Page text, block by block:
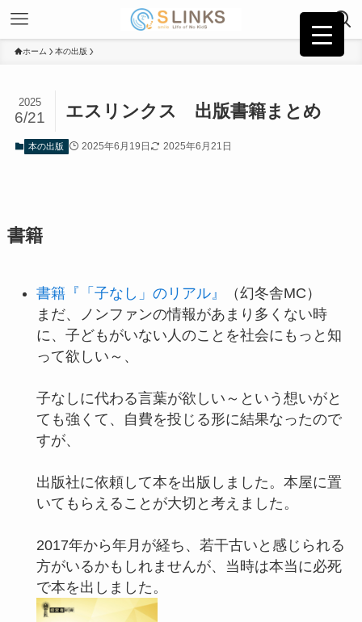
ホーム 本の出版
エスリンクス 出版書籍まとめ
2025
6/21
本の出版 2025年6月19日 2025年6月21日
書籍
書籍『「子なし」のリアル』
（幻冬舎MC）
まだ、ノンファンの情報があまり多くない時
に、子どもがいない人のことを社会にもっと知
って欲しい～、
子なしに代わる言葉が欲しい～という想いがと
ても強くて、自費を投じる形に結果なったので
すが、
出版社に依頼して本を出版しました。本屋に置
いてもらえることが大切と考えました。
2017年から年月が経ち、若干古いと感じられる
方がいるかもしれませんが、当時は本当に必死
で本を出しました。